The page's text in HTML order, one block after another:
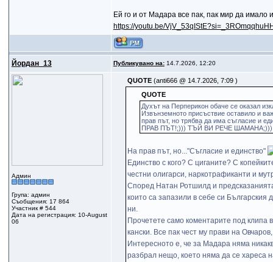
Ей го и от Мадара все пак, пак мир да имало
https://youtu.be/
Йордан_13 Публикувано на:14.7.2026, 12:20
Админ
Група: админ
Съобщения: 17 864
Участник # 544
Дата на регистрация: 10-August
06
QUOTE (anti666 @ 14.7.2026, 7:09 )
QUOTE
Духът на Перперикон обаче се оказал
Извънземното присъствие оставило и
прав път, но трябва да има съгласие и
ПРАВ ПЪТ!;))) ТЪЙ ВИ РЕЧЕ ШАМАНА;)))
На прав път, но..."Съгласие и единство"
Единство с кого? С циганите? С
честни олигарси, наркотрафиканти и
Според Натан Ротшилд и
които са запазили в себе си
ни.
Прочетете само коментарите под клипа
кански. Все пак чест му прави на
Интересното е, че за Мадара няма
разбрал нещо, което няма да се хареса